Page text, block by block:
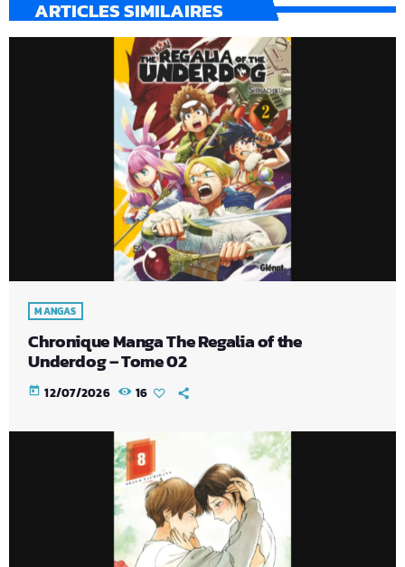
ARTICLES SIMILAIRES
MANGAS
Chronique Manga The Regalia of the
Underdog – Tome 02
today 12/07/2026 16